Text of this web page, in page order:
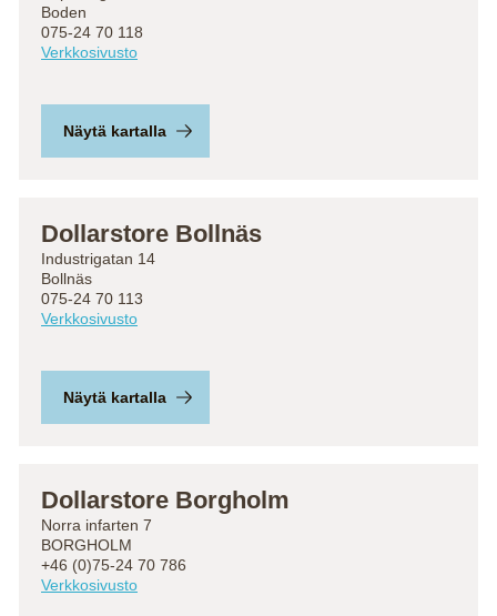
Boden
075-24 70 118
Verkkosivusto
Näytä kartalla
Dollarstore Bollnäs
Industrigatan 14
Bollnäs
075-24 70 113
Verkkosivusto
Näytä kartalla
Dollarstore Borgholm
Norra infarten 7
BORGHOLM
+46 (0)75-24 70 786
Verkkosivusto